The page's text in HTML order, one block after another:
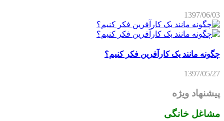
1397/06/03
چگونه مانند یک کارآفرین فکر کنیم؟
1397/05/27
پیشنهاد ویژه
مشاغل خانگی